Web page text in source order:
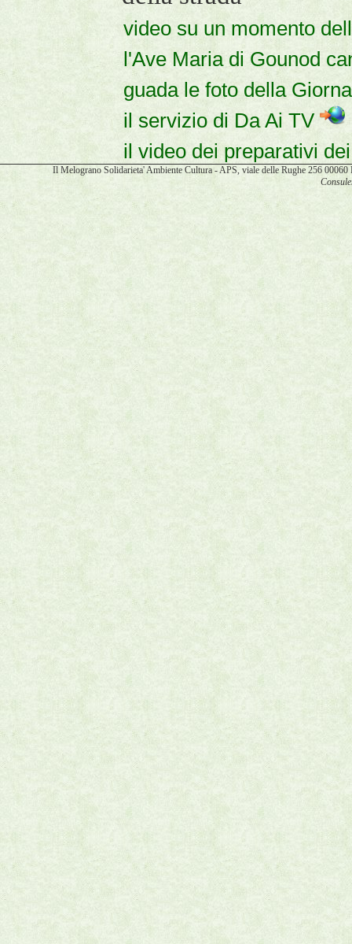
video su un momento
l'Ave Maria di Gounod
guada le foto della
il servizio di Da Ai TV
il video dei preparativi
Il Melograno Solidarieta' Ambiente Cultura - APS, viale delle Rughe 256